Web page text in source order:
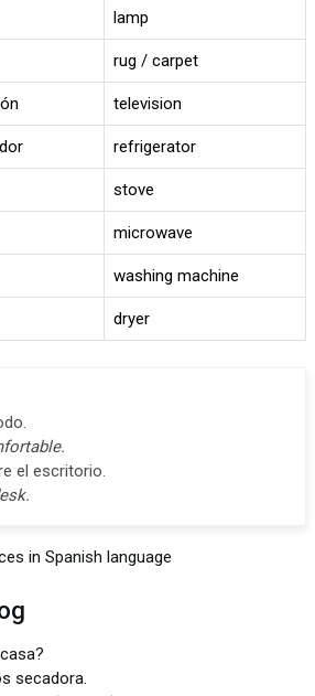
lamp
rug / carpet
television
refrigerator
stove
microwave
washing machine
dryer
el escritorio.
secadora.